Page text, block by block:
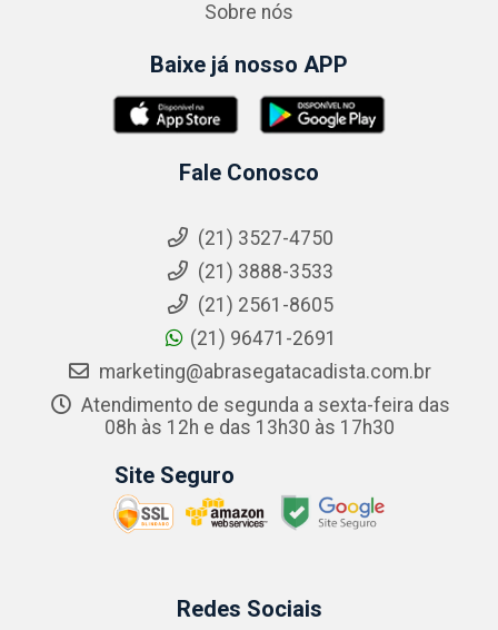
Sobre nós
Baixe já nosso APP
Fale Conosco
(21) 3527-4750
(21) 3888-3533
(21) 2561-8605
(21) 96471-2691
marketing@abrasegatacadista.com.br
Atendimento de segunda a sexta-feira das
08h às 12h e das 13h30 às 17h30
Site Seguro
Redes Sociais